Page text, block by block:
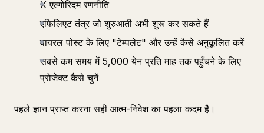
X एल्गोरिदम रणनीति
एफिलिएट तंत्र जो शुरुआती अभी शुरू कर सकते हैं
वायरल पोस्ट के लिए "टेम्पलेट" और उन्हें कैसे अनुकूलित करें
सबसे कम समय में 5,000 येन प्रति माह तक पहुँचने के लिए
प्रोजेक्ट कैसे चुनें
पहले ज्ञान प्राप्त करना सही आत्म-निवेश का पहला कदम है।